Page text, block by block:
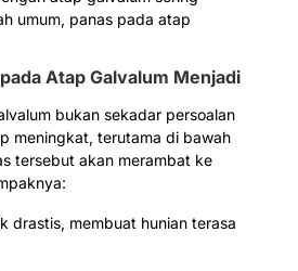
umum, panas pada atap
Atap Galvalum Menjadi
bukan sekadar persoalan
meningkat, terutama di bawah
tersebut akan merambat ke
drastis, membuat hunian terasa